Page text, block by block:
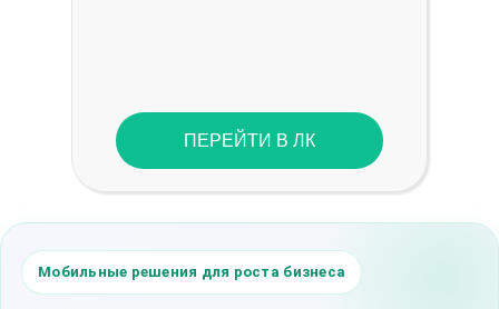
ПЕРЕЙТИ В ЛК
Мобильные решения для роста бизнеса